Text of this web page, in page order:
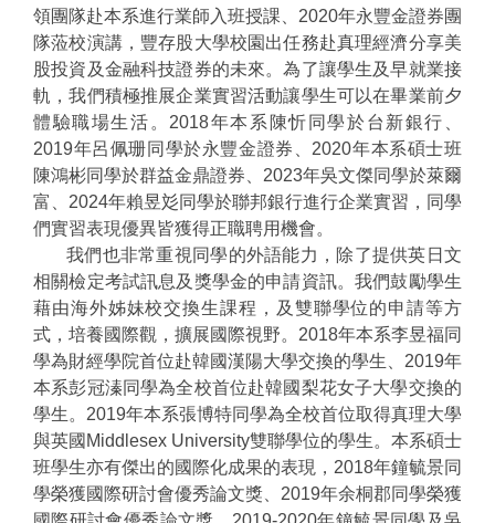
領團隊赴本系進行業師入班授課、2020年永豐金證券團
隊蒞校演講，豐存股大學校園出任務赴真理經濟分享美
股投資及金融科技證券的未來。為了讓學生及早就業接
軌，我們積極推展企業實習活動讓學生可以在畢業前夕
體驗職場生活。2018年本系陳忻同學於台新銀行、
2019年呂佩珊同學於永豐金證券、2020年本系碩士班
陳鴻彬同學於群益金鼎證券、2023年吳文傑同學於萊爾
富、2024年賴昱彣同學於聯邦銀行進行企業實習，同學
們實習表現優異皆獲得正職聘用機會。
我們也非常重視同學的外語能力，除了提供英日文
相關檢定考試訊息及獎學金的申請資訊。我們鼓勵學生
藉由海外姊妹校交換生課程，及雙聯學位的申請等方
式，培養國際觀，擴展國際視野。2018年本系李昱福同
學為財經學院首位赴韓國漢陽大學交換的學生、2019年
本系彭冠溱同學為全校首位赴韓國梨花女子大學交換的
學生。2019年本系張博特同學為全校首位取得真理大學
與英國Middlesex University雙聯學位的學生。本系碩士
班學生亦有傑出的國際化成果的表現，2018年鐘毓景同
學榮獲國際研討會優秀論文獎、2019年余桐郡同學榮獲